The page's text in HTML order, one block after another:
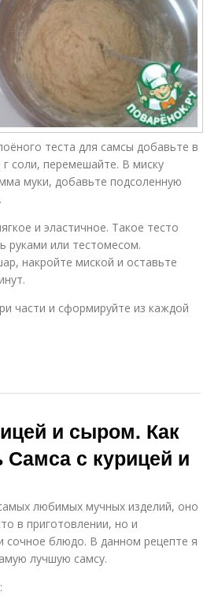
теста для самсы добавьте в
соли, перемешайте. В миску
муки, добавьте подсоленную
и эластичное. Такое тесто
руками или тестомесом.
накройте миской и оставьте
части и сформируйте из каждой
и сыром. Как
Самса с курицей и
любимых мучных изделий, оно
в приготовлении, но и
сочное блюдо. В данном рецепте я
лучшую самсу.